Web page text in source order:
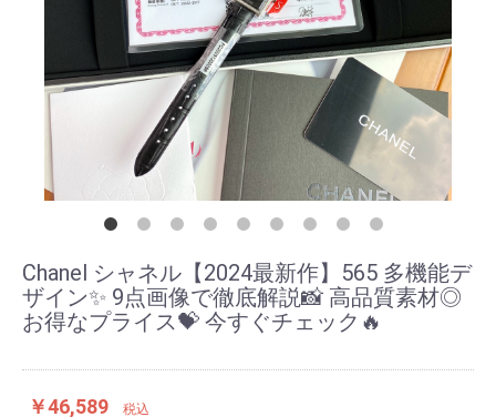
Chanel シャネル【2024最新作】565 多機能デ
ザイン✨ 9点画像で徹底解説📸 高品質素材◎
お得なプライス💝 今すぐチェック🔥
￥46,589 税込